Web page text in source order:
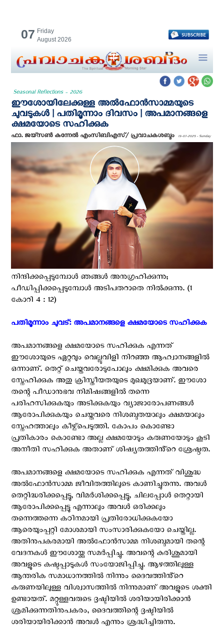
07 Friday
August 2026
Seasonal Reflections - 2026
ഈശോയിലേക്കുള്ള അൽഫോൻസാമ്മയുടെ
ചുവടുകൾ | പതിമൂന്നാം ദിവസം | അപമാനങ്ങളെ
ക്ഷമയോടെ സഹിക്കുക
ഫാ. ജയ്സൺ കുന്നേൽ എം‌സി‌ബി‌എസ്/ പ്രവാചകശബ്ദം 13-07-2025 - Sunday
നിന്ദിക്കപ്പെടുമ്പോള്‍ ഞങ്ങള്‍ അനുഗ്രഹിക്കുന്നു;
പീഡിപ്പിക്കപ്പെടുമ്പോള്‍ അടിപതറാതെ നില്‍ക്കുന്നു. (1
കോറി‌ 4 : 12)
പതിമൂന്നാം ചുവട്: അപമാനങ്ങളെ ക്ഷമയോടെ സഹിക്കുക
അപമാനങ്ങളെ ക്ഷമയോടെ സഹിക്കുക എന്നത്
ഈശോയുടെ ഏറ്റവും വെല്ലുവിളി നിറഞ്ഞ ആഹ്വാനങ്ങളിൽ
ഒന്നാണ്. തെറ്റ് ചെയ്തവരോടുപോലും ക്ഷമിക്കുക അവരെ
സ്നേഹിക്കുക അതു ക്രിസ്തീയതയുടെ മുഖമുദ്രയാണ്. ഈശോ
തന്റെ പീഡാനുഭവ നിമിഷങ്ങളിൽ തന്നെ
പരിഹസിക്കുകയും അടിക്കുകയും വ്യാജാരോപണങ്ങൾ
ആരോപിക്കുകയും ചെയ്തവരെ നിശബ്ദതയാലും ക്ഷമയാലും
സ്നേഹത്താലും കീഴ്പ്പെടുത്തി. കോപം കൊണ്ടോ
പ്രതികാരം കൊണ്ടോ അല്ല ക്ഷമയോടും കരുണയോടും കൂടി
അനീതി സഹിക്കുക അതാണ് ശിഷ്യതത്തിൻ്റെ ശ്രേഷ്ഠത.
അപമാനങ്ങളെ ക്ഷമയോടെ സഹിക്കുക എന്നത് വിശുദ്ധ
അൽഫോൻസാമ്മ ജീവിതത്തിലുടെ കാണിച്ചുതന്നു. അവൾ
തെറ്റിദ്ധരിക്കപ്പെട്ടു, വിമർശിക്കപ്പെട്ടു, ചിലപ്പോൾ തെറ്റായി
ആരോപിക്കപ്പെട്ടു എന്നാലും അവൾ ഒരിക്കലും
തന്നെത്തന്നെ കഠിനമായി പ്രതിരോധിക്കുകയോ
ആരെയുംപ്പറ്റി മോശമായി സംസാരിക്കുകയോ ചെയ്തില്ല.
അതിനുപകരമായി അൽഫോൻസാമ്മ നിശബ്ദമായി തന്റെ
വേദനകൾ ഈശോയ്ക്കു സമർപ്പിച്ചു. അവന്റെ കുരിശുമായി
അവളുടെ കഷ്ടപ്പാടുകൾ സംയോജിപ്പിച്ചു. ആഴത്തിലുള്ള
ആന്തരിക സമാധാനത്തിൽ നിന്നും ദൈവത്തിൻ്റെ
കരുണയിലുള്ള വിശ്വാസത്തിൽ നിന്നുമാണ് അവളുടെ ശക്തി
ഉണ്ടായത്. മറ്റുള്ളവരുടെ ദൃഷ്ടിയിൽ ശരിയായിരിക്കാൻ
ശ്രമിക്കുന്നതിനുപകരം, ദൈവത്തിന്റെ ദൃഷ്ടിയിൽ
ശരിയായിരിക്കാൻ അവൾ എന്നും ശ്രദ്ധിച്ചിരുന്നു.